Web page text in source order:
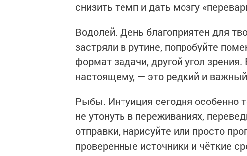
снизить темп и дать мозгу
Водолей. День благоприятен для
застряли в рутине, попробуйте
формат задачи, другой угол
настоящему, — это редкий и
Рыбы. Интуиция сегодня особенно
не утонуть в переживаниях,
отправки, нарисуйте или просто
проверенные источники и чёткие